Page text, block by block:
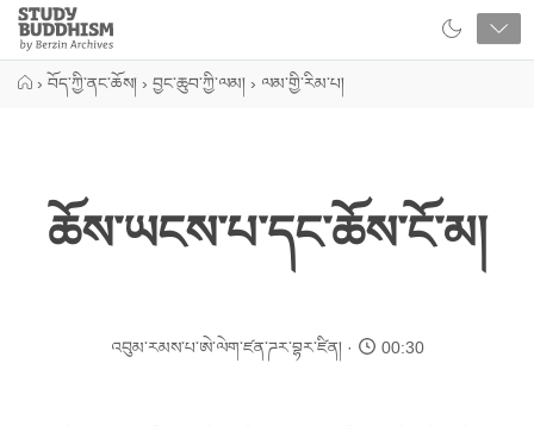
Close
Study
Buddhism
Home
› བོད་ཀྱི་ནང་ཆོས། › བྱང་ཆུབ་ཀྱི་ལམ། › ལམ་གྱི་རིམ་པ།
ཆོས་ཡངས་པ་དང་ཆོས་ངོ་མ།
འབུམ་རམས་པ་ཨེ་ལེག་ཛན་ཌར་བྷར་ཛིན། 00:30